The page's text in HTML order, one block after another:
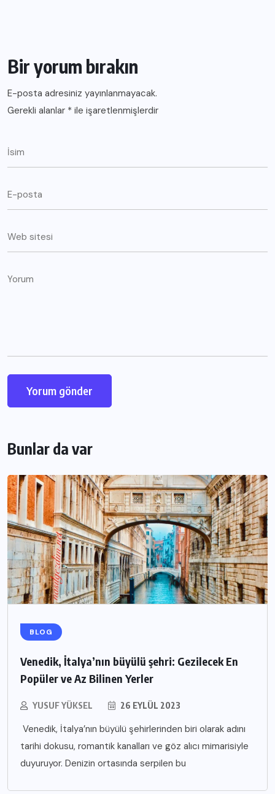
Bir yorum bırakın
E-posta adresiniz yayınlanmayacak.
Gerekli alanlar * ile işaretlenmişlerdir
Bunlar da var
BLOG
Venedik, İtalya’nın büyülü şehri: Gezilecek En
Popüler ve Az Bilinen Yerler
YUSUF YÜKSEL 26 EYLÜL 2023
Venedik, İtalya’nın büyülü şehirlerinden biri olarak adını
tarihi dokusu, romantik kanalları ve göz alıcı mimarisiyle
duyuruyor. Denizin ortasında serpilen bu